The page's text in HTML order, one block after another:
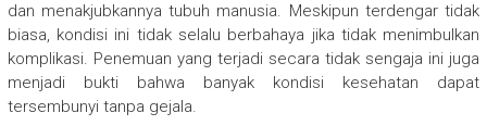
dan menakjubkannya tubuh manusia. Meskipun terdengar tidak
biasa, kondisi ini tidak selalu berbahaya jika tidak menimbulkan
komplikasi. Penemuan yang terjadi secara tidak sengaja ini juga
menjadi bukti bahwa banyak kondisi kesehatan dapat
tersembunyi tanpa gejala.